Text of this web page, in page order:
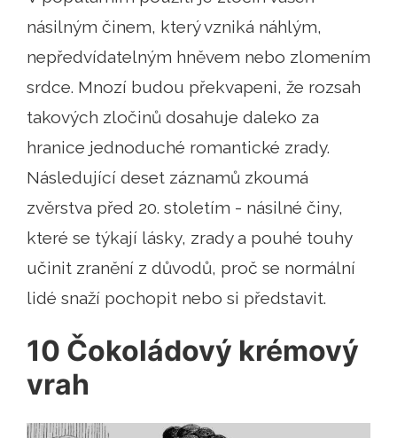
násilným činem, který vzniká náhlým,
nepředvídatelným hněvem nebo zlomením
srdce. Mnozí budou překvapeni, že rozsah
takových zločinů dosahuje daleko za
hranice jednoduché romantické zrady.
Následující deset záznamů zkoumá
zvěrstva před 20. stoletím - násilné činy,
které se týkají lásky, zrady a pouhé touhy
učinit zranění z důvodů, proč se normální
lidé snaží pochopit nebo si představit.
10 Čokoládový krémový
vrah